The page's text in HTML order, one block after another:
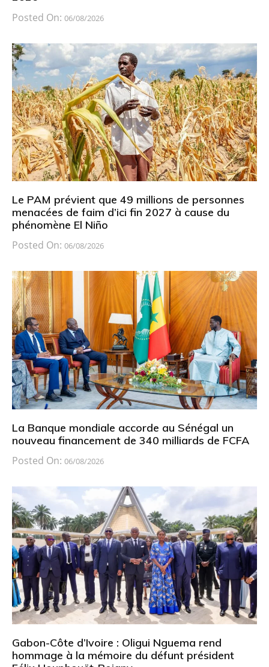
Posted On: 06/08/2026
Le PAM prévient que 49 millions de personnes
menacées de faim d’ici fin 2027 à cause du
phénomène El Niño
Posted On: 06/08/2026
La Banque mondiale accorde au Sénégal un
nouveau financement de 340 milliards de FCFA
Posted On: 06/08/2026
Gabon-Côte d’Ivoire : Oligui Nguema rend
hommage à la mémoire du défunt président